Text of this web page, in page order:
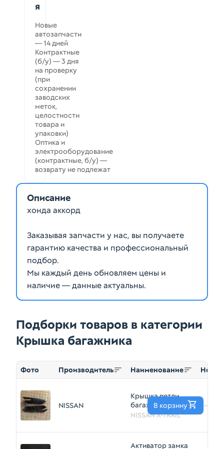
я
Новые
автозапчасти
— 14 дней
Контрактные
(б/у) — 3 дня
на проверку
(при
сохранении
заводских
меток,
целостности
товара и
упаковки)
Оптика и
электрооборудование
(контрактные, б/у) —
возврату не подлежат
Описание
хонда аккорд
Заказывая запчасти у нас, вы получаете
гарантию качества и профессиональный
подбор.
Мы каждый день обновляем цены и
наличие — данные актуальны.
Подборки товаров в категории
Крышка багажника
Фото Производитель Наименование Номер
NISSAN
Крышка петли
багажника
NISSAN X-TRAIL
(Контрактный)
1400880020
NISSAN X-TRAIL
—
В корзину
Активатор замка